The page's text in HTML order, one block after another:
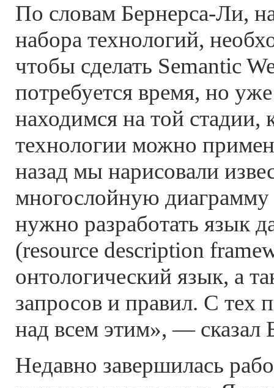
По словам Бернерса-Ли,
набора технологий,
чтобы сделать Semantic
потребуется время, но
находимся на той стадии,
технологии можно
назад мы нарисовали
многослойную диаграмму
нужно разработать язык
(resource description
онтологический язык, а
запросов и правил. С тех
над всем этим», — сказал
Недавно завершилась